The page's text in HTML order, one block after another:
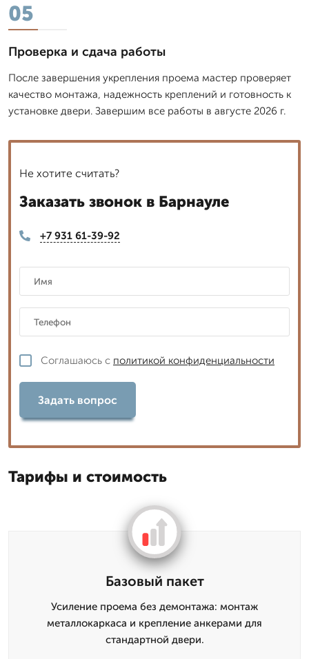
05
Проверка и сдача работы
После завершения укрепления проема мастер проверяет
качество монтажа, надежность креплений и готовность к
установке двери. Завершим все работы в августе 2026 г.
Не хотите считать?
Заказать звонок в Барнауле
+7 931 61-39-92
Соглашаюсь с политикой конфиденциальности
Задать вопрос
Тарифы и стоимость
Базовый пакет
Усиление проема без демонтажа: монтаж
металлокаркаса и крепление анкерами для
стандартной двери.